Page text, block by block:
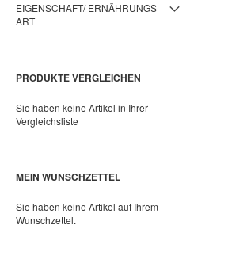
EIGENSCHAFT/ ERNÄHRUNGS
ART
PRODUKTE VERGLEICHEN
Sie haben keine Artikel in Ihrer
Vergleichsliste
MEIN WUNSCHZETTEL
Sie haben keine Artikel auf Ihrem
Wunschzettel.